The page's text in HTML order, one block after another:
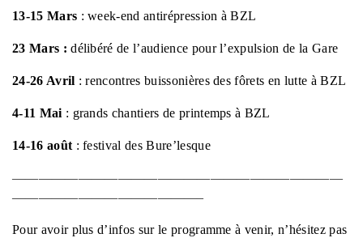
13-15 Mars : week-end antirépression à BZL
23 Mars : délibéré de l’audience pour l’expulsion de la Gare
24-26 Avril : rencontres buissonières des fôrets en lutte à BZL
4-11 Mai : grands chantiers de printemps à BZL
14-16 août : festival des Bure’lesque
—————————————————————————
——————————————–
Pour avoir plus d’infos sur le programme à venir, n’hésitez pas